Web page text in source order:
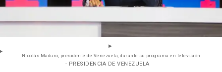
Nicolás Maduro, presidente de Venezuela, durante su programa en televisión
- PRESIDENCIA DE VENEZUELA